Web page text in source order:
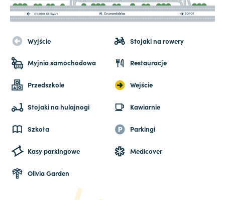
Wyjście Stojaki na rowery
Myjnia samochodowa Restauracje
Przedszkole Wejście
Stojaki na hulajnogi Kawiarnie
Szkoła Parkingi
Kasy parkingowe Medicover
Olivia Garden